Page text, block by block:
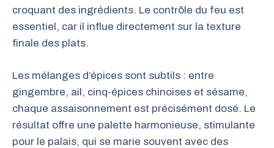
croquant des ingrédients. Le contrôle du feu est
essentiel, car il influe directement sur la texture
finale des plats.
Les mélanges d’épices sont subtils : entre
gingembre, ail, cinq-épices chinoises et sésame,
chaque assaisonnement est précisément dosé. Le
résultat offre une palette harmonieuse, stimulante
pour le palais, qui se marie souvent avec des